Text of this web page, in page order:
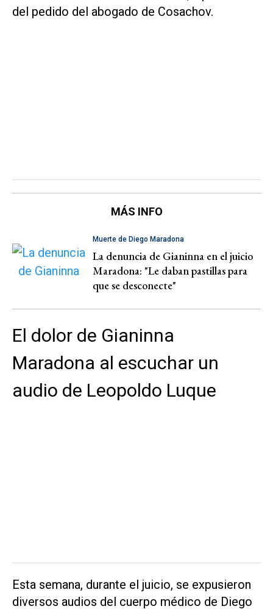
del pedido del abogado de Cosachov.
MÁS INFO
Muerte de Diego Maradona
La denuncia de Gianinna en el juicio
Maradona: "Le daban pastillas para
que se desconecte"
El dolor de Gianinna
Maradona al escuchar un
audio de Leopoldo Luque
Esta semana, durante el juicio, se expusieron
diversos audios del cuerpo médico de Diego